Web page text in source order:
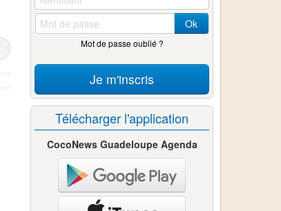
Ok
Mot de passe oublié ?
Je m'inscris
Télécharger l'application
CocoNews Guadeloupe Agenda